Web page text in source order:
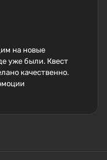
на новые
уже были. Квест
качественно.